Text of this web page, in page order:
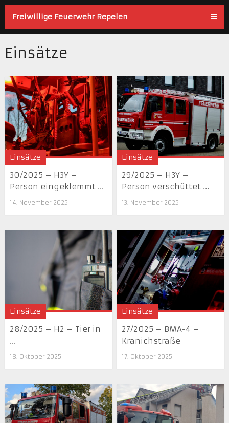
Freiwillige Feuerwehr Repelen
Einsätze
Einsätze
30/2025 – H3Y –
Person eingeklemmt ...
14. November 2025
Einsätze
29/2025 – H3Y –
Person verschüttet ...
13. November 2025
Einsätze
28/2025 – H2 – Tier in
...
18. Oktober 2025
Einsätze
27/2025 – BMA-4 –
Kranichstraße
17. Oktober 2025